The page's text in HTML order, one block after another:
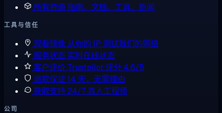
所有资源指南、文档、工具、新闻
工具与信任
观看镜像 从你的 IP 测试我们的网络
服务状态 实时在线状态
客户评价 Trustpilot 评分 4.6/5
退款保证 14 天，无需理由
获取支持 24/7 真人工程师
公司